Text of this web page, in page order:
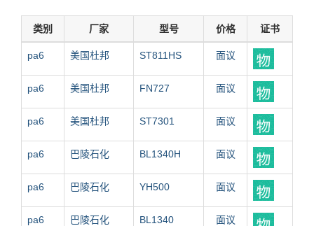
类别 厂家 型号 价格 证书
pa6 美国杜邦 ST811HS 面议
pa6 美国杜邦 FN727 面议
pa6 美国杜邦 ST7301 面议
pa6 巴陵石化 BL1340H 面议
pa6 巴陵石化 YH500 面议
pa6 巴陵石化 BL1340 面议